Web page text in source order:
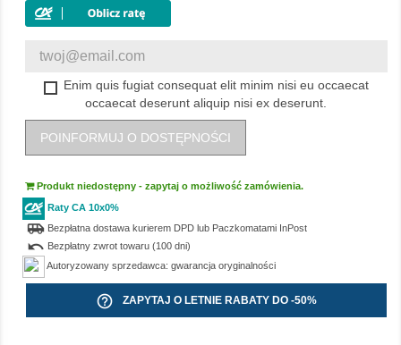
Enim quis fugiat consequat elit minim nisi eu occaecat
occaecat deserunt aliquip nisi ex deserunt.
POINFORMUJ O DOSTĘPNOŚCI
Produkt niedostępny - zapytaj o możliwość zamówienia.
Raty CA 10x0%
airport_shuttleBezpłatna dostawa kurierem DPD lub Paczkomatami InPost
undo Bezpłatny zwrot towaru (100 dni)
Autoryzowany sprzedawca: gwarancja oryginalności
help_outline ZAPYTAJ O LETNIE RABATY DO -50%